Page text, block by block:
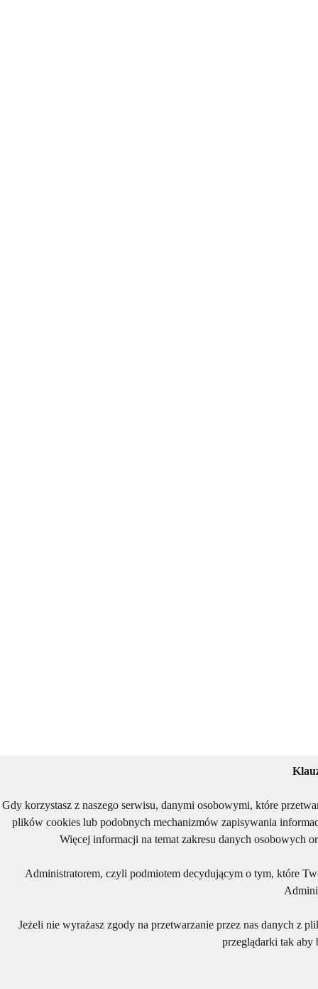
Gdy korzystasz z naszego serwisu, danymi osobowymi, które
plików cookies lub podobnych mechanizmów zapisywania
Więcej informacji na temat zakresu danych osobowych
Administratorem, czyli podmiotem decydującym o tym, które
Jeżeli nie wyrażasz zgody na przetwarzanie przez nas danych z
przeglądarki tak aby